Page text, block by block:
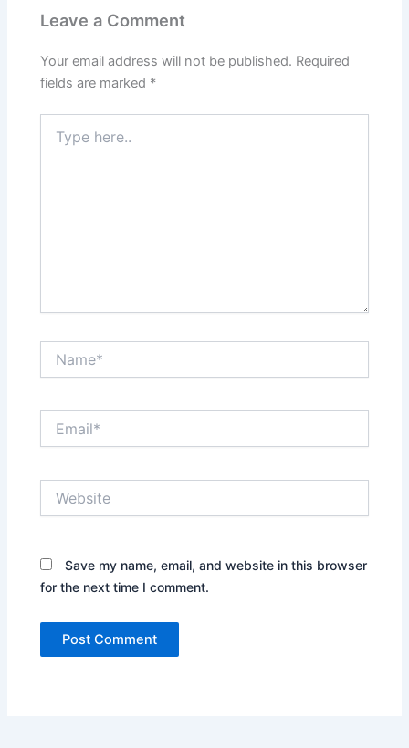
Leave a Comment
Your email address will not be published. Required
fields are marked *
here..
Save my name, email, and website in this browser
for the next time I comment.